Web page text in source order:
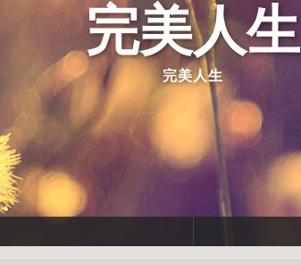
完美人生
完美人生